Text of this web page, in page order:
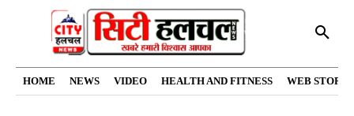
HOME NEWS VIDEO HEALTH AND FITNESS WEB